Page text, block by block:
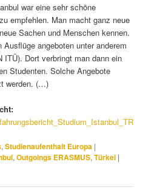
war eine sehr schöne
empfehlen. Man macht ganz neue
Sachen und Menschen kennen.
Ausflüge angeboten unter anderem
ITÜ). Dort verbringt man dann ein
Studenten. Solche Angebote
werden. (…)
,Studienaufenthalt Europa |
,Outgoings ERASMUS,Türkei |